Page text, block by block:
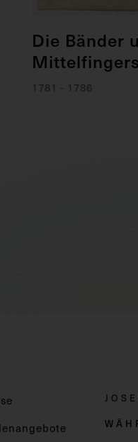
Die Bänder
Mittelfingers
1781 - 1786